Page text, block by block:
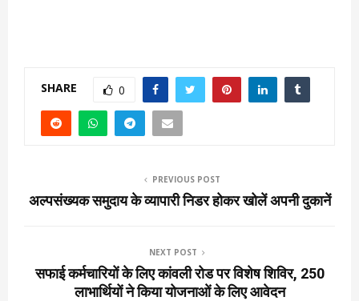
SHARE 0
PREVIOUS POST
अल्पसंख्यक समुदाय के व्यापारी निडर होकर खोलें अपनी दुकानें
NEXT POST
सफाई कर्मचारियों के लिए कांवली रोड पर विशेष शिविर, 250
लाभार्थियों ने किया योजनाओं के लिए आवेदन